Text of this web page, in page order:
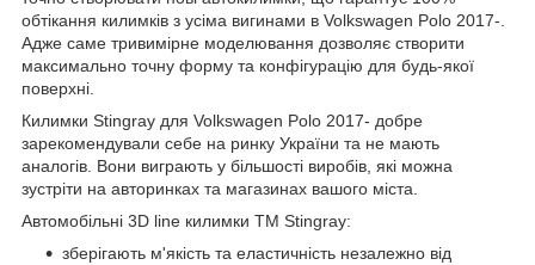
обтікання килимків з усіма вигинами в Volkswagen Polo 2017-.
Адже саме тривимірне моделювання дозволяє створити
максимально точну форму та конфігурацію для будь-якої
поверхні.
Килимки Stingray для Volkswagen Polo 2017- добре
зарекомендували себе на ринку України та не мають
аналогів. Вони виграють у більшості виробів, які можна
зустріти на авторинках та магазинах вашого міста.
Автомобільні 3D line килимки ТМ Stingray:
зберігають м'якість та еластичність незалежно від